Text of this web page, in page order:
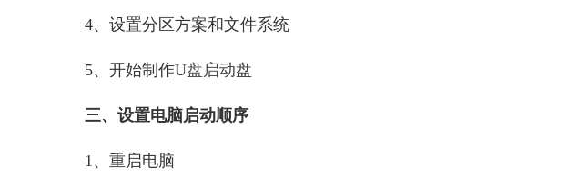
4、设置分区方案和文件系统
5、开始制作U盘启动盘
三、设置电脑启动顺序
1、重启电脑